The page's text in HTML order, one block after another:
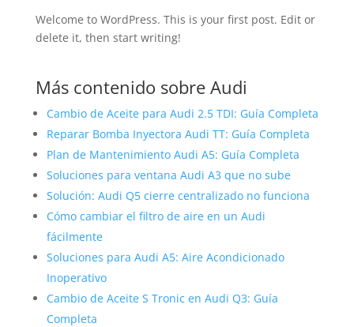
Welcome to WordPress. This is your first post. Edit or
delete it, then start writing!
Más contenido sobre Audi
Cambio de Aceite para Audi 2.5 TDI: Guía Completa
Reparar Bomba Inyectora Audi TT: Guía Completa
Plan de Mantenimiento Audi A5: Guía Completa
Soluciones para ventana Audi A3 que no sube
Solución: Audi Q5 cierre centralizado no funciona
Cómo cambiar el filtro de aire en un Audi
fácilmente
Soluciones para Audi A5: Aire Acondicionado
Inoperativo
Cambio de Aceite S Tronic en Audi Q3: Guía
Completa